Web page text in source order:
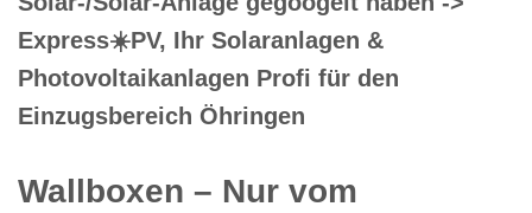
Express☀️PV️, Ihr Solaranlagen &
Photovoltaikanlagen Profi für den
Einzugsbereich Öhringen
Wallboxen – Nur vom